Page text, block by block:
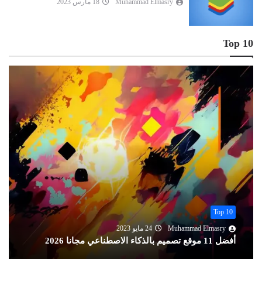
Muhammad Elmasry 18 مارس 2023
Top 10
Top 10
Muhammad Elmasry
24 مايو 2023
أفضل 11 موقع تصميم بالذكاء الاصطناعي مجانا 2026